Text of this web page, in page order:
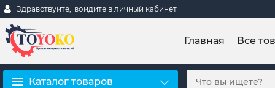
Здравствуйте, войдите в личный кабинет
Главная Все
Каталог товаров